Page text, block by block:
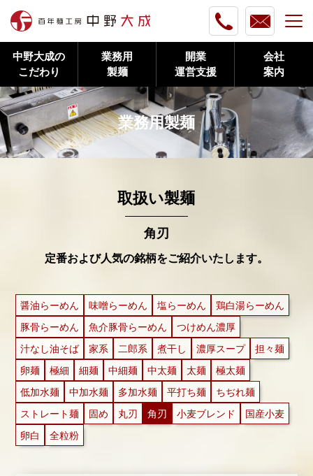
中野大成の
こだわり
業務用
製麺
開業
運営支援
会社
案内
業務用製麺
取扱い製麺
角刃
定番および人気の銘柄をご紹介いたします。
醤油らーめん 味噌らーめん 塩らーめん
鶏白湯らーめん
豚骨らーめん
魚介豚骨らーめん
つけめん濃厚
汁なし油そば
家系 二郎系 煮干し 濃厚スープ
担々麺
卵麺
極細 細麺 中細麺 中太麺 太麺
極太麺
低加水麺
中加水麺 多加水麺 平打ち麺
ちぢれ麺
ストレート麺
固め 丸刃 角刃 小麦ブレンド
国産小麦
卵白
全粒粉